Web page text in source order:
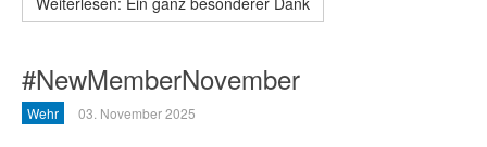
#NewMemberNovember
Wehr 03. November 2025